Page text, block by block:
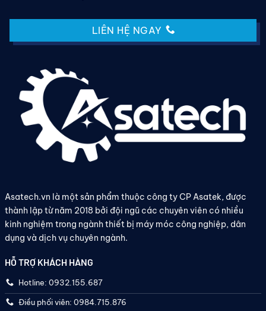
LIÊN HỆ NGAY
Asatech.vn là một sản phẩm thuộc công ty CP Asatek, được
thành lập từ năm 2018 bởi đội ngũ các chuyên viên có nhiều
kinh nghiệm trong ngành thiết bị máy móc công nghiệp, dân
dụng và dịch vụ chuyên ngành.
HỖ TRỢ KHÁCH HÀNG
Hotline: 0932.155.687
Điều phối viên: 0984.715.876